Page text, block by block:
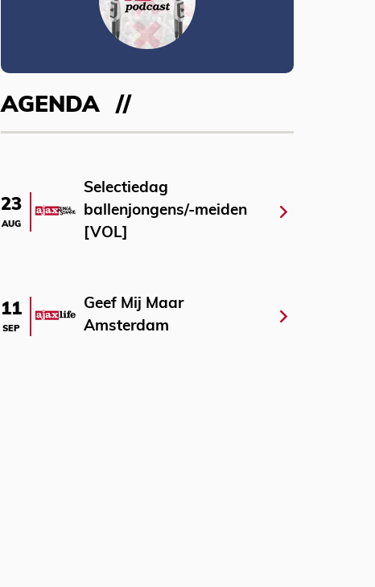
AGENDA
23
AUG
Selectiedag
ballenjongens/-meiden
[VOL]
11
SEP
Geef Mij Maar
Amsterdam